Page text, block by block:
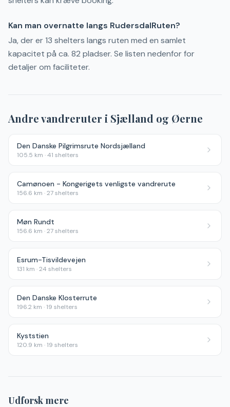
Kan man overnatte langs RudersdalRuten?
Ja, der er 13 shelters langs ruten med en samlet
kapacitet på ca. 82 pladser. Se listen nedenfor for
detaljer om faciliteter.
Andre vandreruter i Sjælland og Øerne
Den Danske Pilgrimsrute Nordsjælland
105.5 km ·41 shelters
Camønoen - Kongerigets venligste vandrerute
156.6 km ·27shelters
Møn Rundt
156.6 km ·27shelters
Esrum-Tisvildevejen
131 km ·24 shelters
Den Danske Klosterrute
196.2 km · 19 shelters
Kyststien
120.9 km · 19 shelters
Udforsk mere